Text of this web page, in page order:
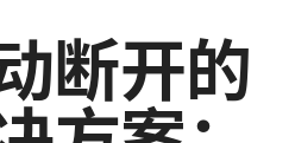
断开的